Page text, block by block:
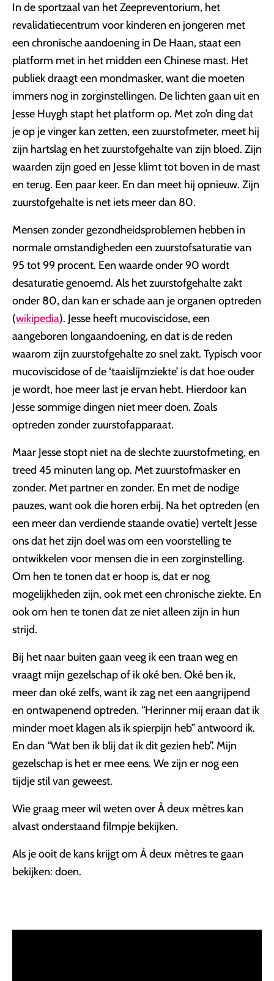
In de sportzaal van het Zeepreventorium, het
revalidatiecentrum voor kinderen en jongeren met
een chronische aandoening in De Haan, staat een
platform met in het midden een Chinese mast. Het
publiek draagt een mondmasker, want die moeten
immers nog in zorginstellingen. De lichten gaan uit en
Jesse Huygh stapt het platform op. Met zo’n ding dat
je op je vinger kan zetten, een zuurstofmeter, meet hij
zijn hartslag en het zuurstofgehalte van zijn bloed. Zijn
waarden zijn goed en Jesse klimt tot boven in de mast
en terug. Een paar keer. En dan meet hij opnieuw. Zijn
zuurstofgehalte is net iets meer dan 80.
Mensen zonder gezondheidsproblemen hebben in
normale omstandigheden een zuurstofsaturatie van
95 tot 99 procent. Een waarde onder 90 wordt
desaturatie genoemd. Als het zuurstofgehalte zakt
onder 80, dan kan er schade aan je organen optreden
(wikipedia). Jesse heeft mucoviscidose, een
aangeboren longaandoening, en dat is de reden
waarom zijn zuurstofgehalte zo snel zakt. Typisch voor
mucoviscidose of de ‘taaislijmziekte’ is dat hoe ouder
je wordt, hoe meer last je ervan hebt. Hierdoor kan
Jesse sommige dingen niet meer doen. Zoals
optreden zonder zuurstofapparaat.
Maar Jesse stopt niet na de slechte zuurstofmeting, en
treed 45 minuten lang op. Met zuurstofmasker en
zonder. Met partner en zonder. En met de nodige
pauzes, want ook die horen erbij. Na het optreden (en
een meer dan verdiende staande ovatie) vertelt Jesse
ons dat het zijn doel was om een voorstelling te
ontwikkelen voor mensen die in een zorginstelling.
Om hen te tonen dat er hoop is, dat er nog
mogelijkheden zijn, ook met een chronische ziekte. En
ook om hen te tonen dat ze niet alleen zijn in hun
strijd.
Bij het naar buiten gaan veeg ik een traan weg en
vraagt mijn gezelschap of ik oké ben. Oké ben ik,
meer dan oké zelfs, want ik zag net een aangrijpend
en ontwapenend optreden. “Herinner mij eraan dat ik
minder moet klagen als ik spierpijn heb” antwoord ik.
En dan “Wat ben ik blij dat ik dit gezien heb”. Mijn
gezelschap is het er mee eens. We zijn er nog een
tijdje stil van geweest.
Wie graag meer wil weten over À deux mètres kan
alvast onderstaand filmpje bekijken.
Als je ooit de kans krijgt om À deux mètres te gaan
bekijken: doen.